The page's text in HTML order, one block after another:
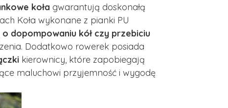
koła gwarantują doskonałą
Koła wykonane z pianki PU
dopompowaniu kół czy przebiciu
Dodatkowo rowerek posiada
kierownicy, które zapobiegają
maluchowi przyjemność i wygodę